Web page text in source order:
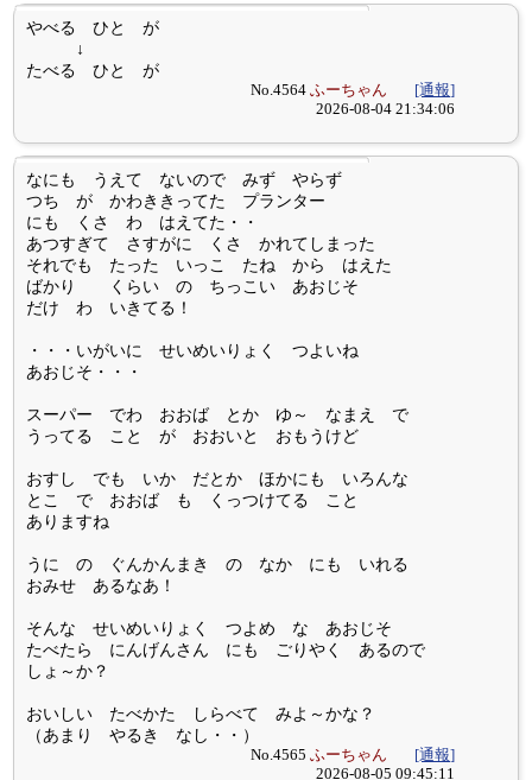
やべる ひと が
↓
たべる ひと が
No.4564ふーちゃん
[通報]
2026-08-04 21:34:06
なにも うえて ないので みず やらず
つち が かわききってた プランター
にも くさ わ はえてた・・
あつすぎて さすがに くさ かれてしまった
それでも たった いっこ たね から はえた
ばかり くらい の ちっこい あおじそ
だけ わ いきてる！
・・・いがいに せいめいりょく つよいね
あおじそ・・・
スーパー でわ おおば とか ゆ～ なまえ で
うってる こと が おおいと おもうけど
おすし でも いか だとか ほかにも いろんな
とこ で おおば も くっつけてる こと
ありますね
うに の ぐんかんまき の なか にも いれる
おみせ あるなあ！
そんな せいめいりょく つよめ な あおじそ
たべたら にんげんさん にも ごりやく あるので
しょ～か？
おいしい たべかた しらべて みよ～かな？
（あまり やるき なし・・）
No.4565ふーちゃん
[通報]
2026-08-05 09:45:11